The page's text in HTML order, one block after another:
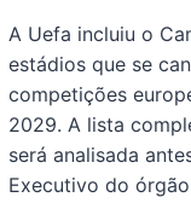
A Uefa incluiu o
estádios que se
competições
2029. A lista
será analisada
Executivo do